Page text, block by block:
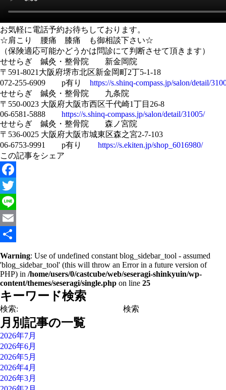
お気軽に電話予約お待ちしております。
☆肩こり 腰痛 膝痛 も御相談下さい☆
（保険適応可能かどうかは問診にて判断させて頂きます）
せせらぎ 鍼灸・整骨院 新金岡院
〒591-8021大阪府堺市北区新金岡町2丁5-1-18
072-255-6909 p有り https://s.shinq-compass.jp/salon/detail/
せせらぎ 鍼灸・整骨院 九条院
〒550-0023 大阪府大阪市西区千代崎1丁目26-8
06-6581-5888 https://s.shinq-compass.jp/salon/detail/31005/
せせらぎ 鍼灸・整骨院 森ノ宮院
〒536-0025 大阪府大阪市城東区森之宮2-7-103
06-6753-9991 p有り https://s.ekiten.jp/shop_6016980/
この記事をシェア
Facebook
Twitter
Line
Email
有
Warning: Use of undefined constant blog_sidebar_tool - assumed
'blog_sidebar_tool' (this will throw an Error in a future version of
PHP) in /home/users/0/castcube/web/seseragi-shinkyuin/wp-
content/themes/seseragi/single.php on line 25
キーワード検索
検索:
月別記事の一覧
2026年7月
2026年6月
2026年5月
2026年4月
2026年3月